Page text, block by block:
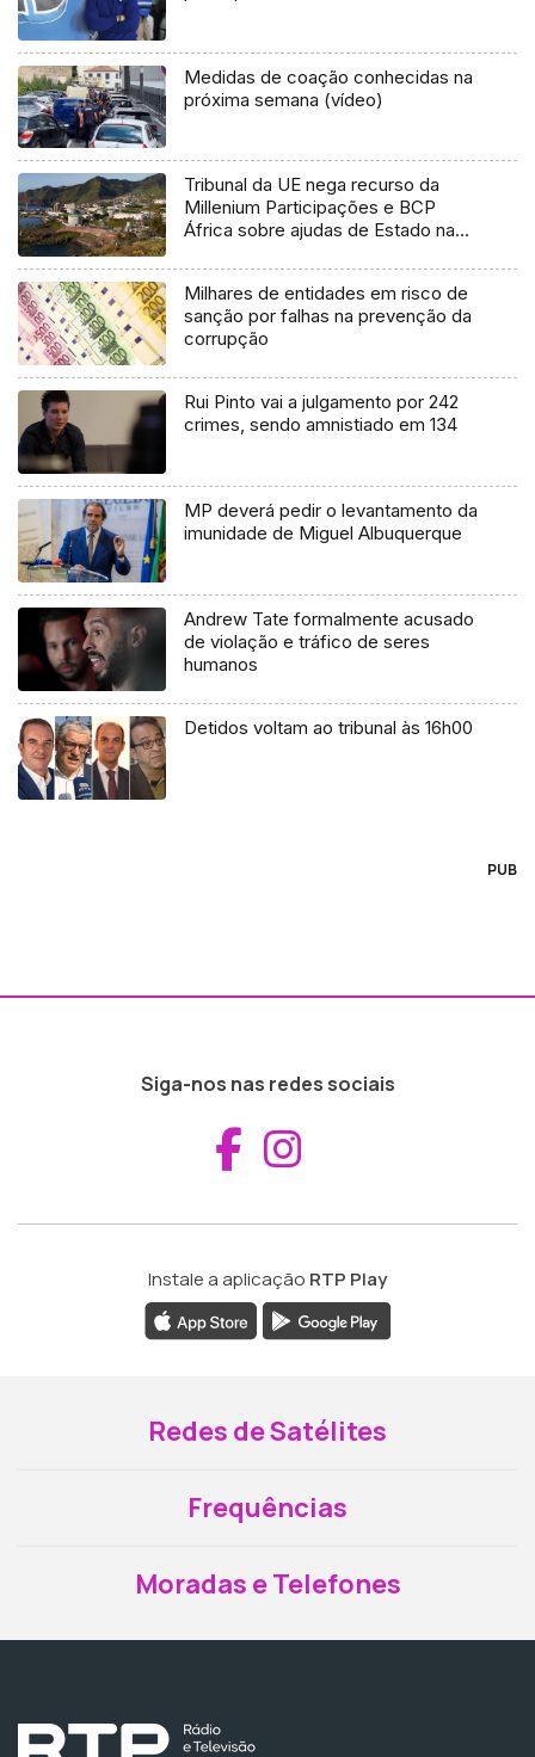
Medidas de coação conhecidas na
próxima semana (vídeo)
Tribunal da UE nega recurso da
Millenium Participações e BCP
África sobre ajudas de Estado na
Milhares de entidades em risco de
sanção por falhas na prevenção da
corrupção
Rui Pinto vai a julgamento por 242
crimes, sendo amnistiado em 134
MP deverá pedir o levantamento da
imunidade de Miguel Albuquerque
Andrew Tate formalmente acusado
de violação e tráfico de seres
humanos
Detidos voltam ao tribunal às 16h00
PUB
Siga-nos nas redes sociais
Aceder ao
Instale a aplicação RTP Play
Redes de Satélites
Frequências
Moradas e Telefones